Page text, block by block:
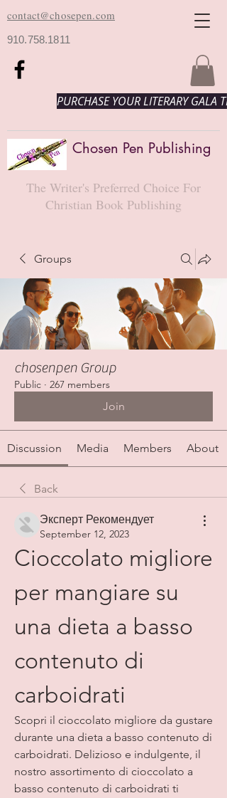
contact@chosepen.com
910.758.1811
PURCHASE YOUR LITERARY GALA
Chosen Pen Publishing
The Writer's Preferred Choice For
Christian Book Publishing
Groups
chosenpen Group
Public · 267 members
Join
Discussion Media Members About
Back
Эксперт Рекомендует
September 12, 2023
Cioccolato migliore
per mangiare su
una dieta a basso
contenuto di
carboidrati
Scopri il cioccolato migliore da gustare
durante una dieta a basso contenuto di
carboidrati. Delizioso e indulgente, il
nostro assortimento di cioccolato a
basso contenuto di carboidrati ti